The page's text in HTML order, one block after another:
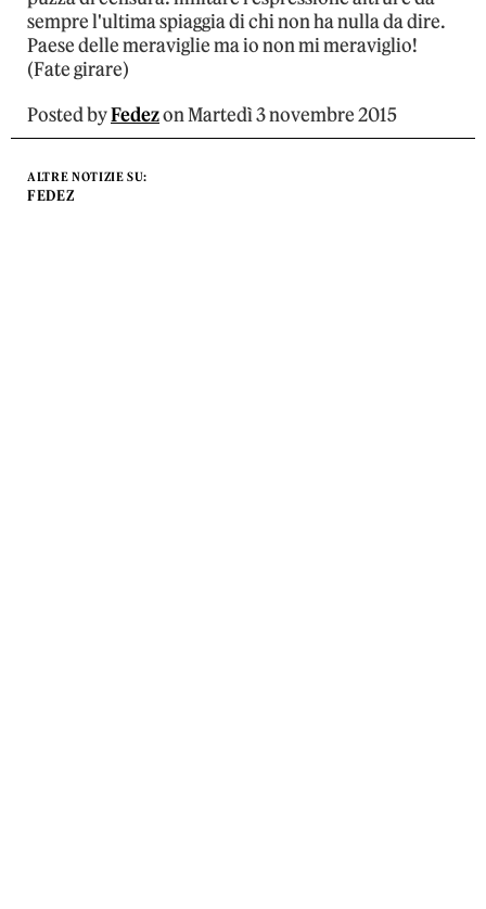
sempre l'ultima spiaggia di chi non ha nulla da dire.
Paese delle meraviglie ma io non mi meraviglio!
(Fate girare)
Posted byFedezon Martedì 3 novembre 2015
ALTRE NOTIZIE SU:
FEDEZ